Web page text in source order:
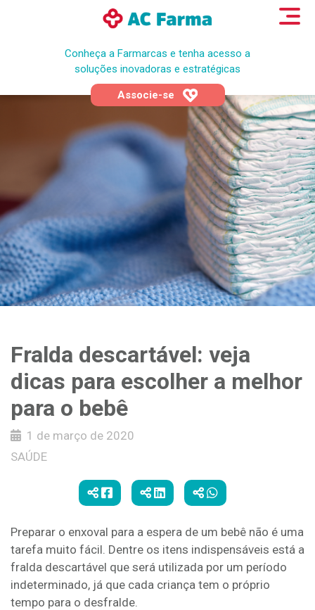
Conheça a Farmarcas e tenha acesso a
soluções inovadoras e estratégicas
Associe-se
Fralda descartável: veja
dicas para escolher a melhor
para o bebê
1 de março de 2020
SAÚDE
Preparar o enxoval para a espera de um bebê não é uma
tarefa muito fácil. Dentre os itens indispensáveis está a
fralda descartável que será utilizada por um período
indeterminado, já que cada criança tem o próprio
tempo para o desfralde.